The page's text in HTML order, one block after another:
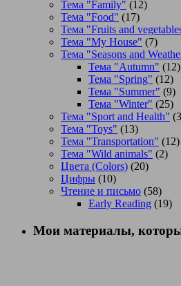
Тема "Family" (12)
Тема "Food" (17)
Тема "Fruits and
Тема "My House" (7)
Тема "Seasons and
Тема "Autumn" (12)
Тема "Spring" (12)
Тема "Summer" (9)
Тема "Winter" (25)
Тема "Sport and Health"
Тема "Toys" (13)
Тема "Transportation" (12)
Тема "Wild animals" (2)
Цвета (Colors) (20)
Цифры (10)
Чтение и письмо (58)
Early Reading (19)
Мои материалы,